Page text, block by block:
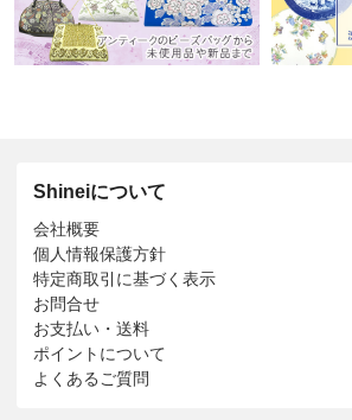
Shineiについて
会社概要
個人情報保護方針
特定商取引に基づく表示
お問合せ
お支払い・送料
ポイントについて
よくあるご質問